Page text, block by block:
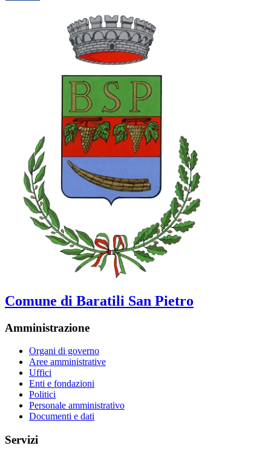
Comune di Baratili San Pietro
Amministrazione
Organi di governo
Aree amministrative
Uffici
Enti e fondazioni
Politici
Personale amministrativo
Documenti e dati
Servizi